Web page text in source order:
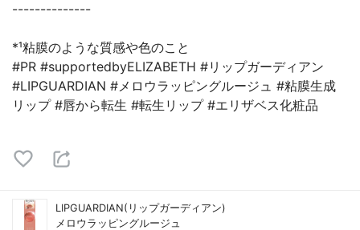
--------------
*¹粘膜のような質感や色のこと
#PR #supportedbyELIZABETH #リップガーディアン
#LIPGUARDIAN #メロウラッピングルージュ #粘膜生成
リップ #唇から転生 #転生リップ #エリザベス化粧品
LIPGUARDIAN(リップガーディアン)
メロウラッピングルージュ